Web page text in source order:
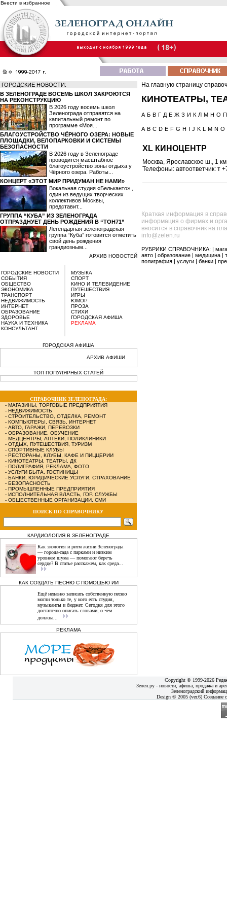
Внести в избранное
ГОРОДСКИЕ НОВОСТИ:
В ЗЕЛЕНОГРАДЕ ВОСЕМЬ ШКОЛ ЗАКРОЮТСЯ
НА РЕКОНСТРУКЦИЮ
В 2026 году восемь школ
Зеленограда отправятся на
капитальный ремонт по
программе «Моя...
БЛАГОУСТРОЙСТВО ЧЁРНОГО ОЗЕРА: НОВЫЕ
ПЛОЩАДКИ, ВЕЛОПАРКОВКИ И СИСТЕМЫ
БЕЗОПАСНОСТИ
В 2026 году в Зеленограде
проводится масштабное
благоустройство зоны отдыха у
Чёрного озера. Работы...
КОНЦЕРТ «ЭТОТ МИР ПРИДУМАН НЕ НАМИ»
Вокальная студия «Бельканто» ,
один из ведущих творческих
коллективов Москвы,
представит...
ГРУППА “КУБА” ИЗ ЗЕЛЕНОГРАДА
ОТПРАЗДНУЕТ ДЕНЬ РОЖДЕНИЯ В “ТОН71”
Легендарная зеленоградская
группа “Куба” готовится отметить
свой день рождения
грандиозным...
АРХИВ НОВОСТЕЙ
ГОРОДСКИЕ НОВОСТИ
СОБЫТИЯ
ОБЩЕСТВО
ЭКОНОМИКА
ТРАНСПОРТ
НЕДВИЖИМОСТЬ
ИНТЕРНЕТ
ОБРАЗОВАНИЕ
ЗДОРОВЬЕ
НАУКА И ТЕХНИКА
КОНСУЛЬТАНТ
МУЗЫКА
СПОРТ
КИНО И ТЕЛЕВИДЕНИЕ
ПУТЕШЕСТВИЯ
ИГРЫ
ЮМОР
ПРОЗА
СТИХИ
ГОРОДСКАЯ АФИША
РЕКЛАМА
ГОРОДСКАЯ АФИША
АРХИВ АФИШИ
ТОП ПОПУЛЯРНЫХ СТАТЕЙ
СПРАВОЧНИК ЗЕЛЕНОГРАДА:
- МАГАЗИНЫ, ТОРГОВЫЕ ПРЕДПРИЯТИЯ
- НЕДВИЖИМОСТЬ
- СТРОИТЕЛЬСТВО, ОТДЕЛКА, РЕМОНТ
- КОМПЬЮТЕРЫ, СВЯЗЬ, ИНТЕРНЕТ
- АВТО, ГАРАЖИ, ПЕРЕВОЗКИ
- ОБРАЗОВАНИЕ, ОБУЧЕНИЕ
- МЕДЦЕНТРЫ, АПТЕКИ, ПОЛИКЛИНИКИ
- ОТДЫХ, ПУТЕШЕСТВИЯ, ТУРИЗМ
- СПОРТИВНЫЕ КЛУБЫ
- РЕСТОРАНЫ, КЛУБЫ, КАФЕ И ПИЦЦЕРИИ
- КИНОТЕАТРЫ, ТЕАТРЫ, ДК
- ПОЛИГРАФИЯ, РЕКЛАМА, ФОТО
- УСЛУГИ БЫТА, ГОСТИНИЦЫ
- БАНКИ, ЮРИДИЧЕСКИЕ УСЛУГИ, СТРАХОВАНИЕ
- БЕЗОПАСНОСТЬ
- ПРОМЫШЛЕННЫЕ ПРЕДПРИЯТИЯ
- ИСПОЛНИТЕЛЬНАЯ ВЛАСТЬ, ГОР. СЛУЖБЫ
- ОБЩЕСТВЕННЫЕ ОРГАНИЗАЦИИ, СМИ
ПОИСК ПО СПРАВОЧНИКУ
КАРДИОЛОГИЯ В ЗЕЛЕНОГРАДЕ
Как экология и ритм жизни Зеленограда
— города‑сада с парками и низким
уровнем шума — помогают беречь
сердце? В статье расскажем, как среда...
КАК СОЗДАТЬ ПЕСНЮ С ПОМОЩЬЮ ИИ
Ещё недавно записать собственную песню
могли только те, у кого есть студия,
музыканты и бюджет. Сегодня для этого
достаточно описать словами, о чём
должна...
РЕКЛАМА
На главную страницу
КИНОТЕАТРЫ,
А Б В Г Д Е Ж З И К Л М Н О П
A B C D E F G H J K L M N O
XL КИНОЦЕНТР
Москва, Ярославское ш., 1
Телефоны: автоответчик: т
Краткая информация в
информация о фирмах и
вносится в справочник на
info@zelen.ru
РУБРИКИ СПРАВОЧНИКА: |
авто
образование медицина
полиграфия
услуги банки
Copyright © 1999-2026
Зелен.ру - новости, афиша, продажа и
Зеленоградский
Design © 2005 (ver.6) Создание